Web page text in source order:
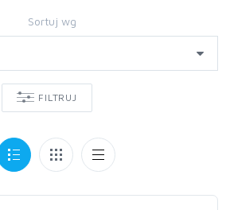
Sortuj wg
FILTRUJ